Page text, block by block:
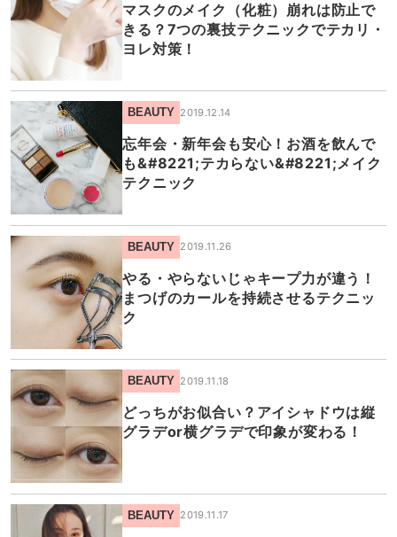
マスクのメイク（化粧）崩れは防止で
きる？7つの裏技テクニックでテカリ・
ヨレ対策！
BEAUTY 2019.12.14
忘年会・新年会も安心！お酒を飲んで
も&#8221;テカらない&#8221;メイク
テクニック
BEAUTY 2019.11.26
やる・やらないじゃキープ力が違う！
まつげのカールを持続させるテクニッ
ク
BEAUTY 2019.11.18
どっちがお似合い？アイシャドウは縦
グラデor横グラデで印象が変わる！
BEAUTY 2019.11.17